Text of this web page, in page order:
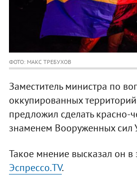
ФОТО: МАКС ТРЕБУХОВ
Заместитель министра по
оккупированных территорий
предложил сделать красно-
знаменем Вооруженных сил
Такое мнение высказал он в
Эспрессо.TV.